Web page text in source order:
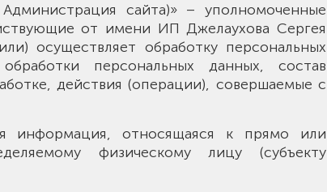
сайта)» – уполномоченные
от имени ИП Джелаухова Сергея
осуществляет обработку персональных
персональных данных, состав
действия (операции), совершаемые с
информация, относящаяся к прямо или
физическому лицу (субъекту